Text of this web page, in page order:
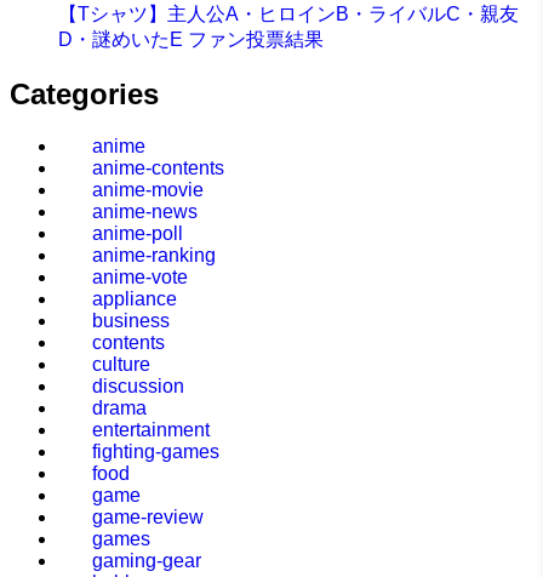
【Tシャツ】主人公A・ヒロインB・ライバルC・親友
D・謎めいたE ファン投票結果
Categories
anime
anime-contents
anime-movie
anime-news
anime-poll
anime-ranking
anime-vote
appliance
business
contents
culture
discussion
drama
entertainment
fighting-games
food
game
game-review
games
gaming-gear